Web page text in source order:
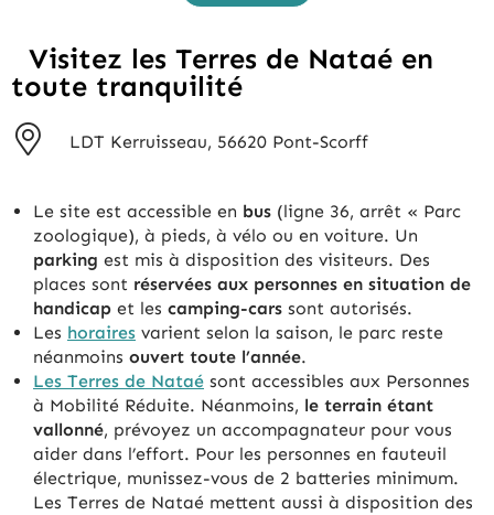
Visitez les Terres de Nataé en
toute tranquilité
LDT Kerruisseau, 56620 Pont-Scorff
Le site est accessible en bus (ligne 36, arrêt « Parc
zoologique), à pieds, à vélo ou en voiture. Un
parking est mis à disposition des visiteurs. Des
places sont réservées aux personnes en situation de
handicap et les camping-cars sont autorisés.
Les horaires varient selon la saison, le parc reste
néanmoins ouvert toute l’année.
Les Terres de Nataé sont accessibles aux Personnes
à Mobilité Réduite. Néanmoins, le terrain étant
vallonné, prévoyez un accompagnateur pour vous
aider dans l’effort. Pour les personnes en fauteuil
électrique, munissez-vous de 2 batteries minimum.
Les Terres de Nataé mettent aussi à disposition des